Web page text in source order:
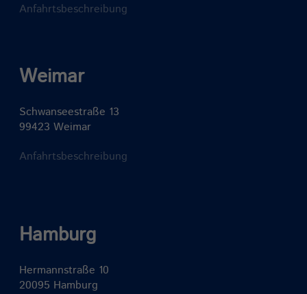
Anfahrtsbeschreibung
Weimar
Schwanseestraße 13
99423 Weimar
Anfahrtsbeschreibung
Hamburg
Hermannstraße 10
20095 Hamburg